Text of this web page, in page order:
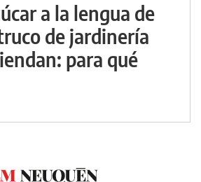
a la lengua de
de jardinería
para qué